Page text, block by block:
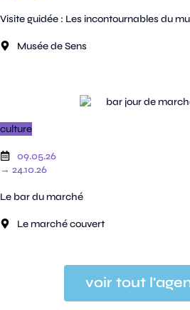
Visite guidée : Les incontournables du
Musée de Sens
culture
09.05.26
→ 24.10.26
Le bar du marché
Le marché couvert
voir tout